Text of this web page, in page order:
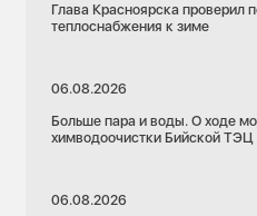
Глава Красноярска проверил
теплоснабжения к зиме
06.08.2026
Больше пара и воды. О ходе
химводоочистки Бийской ТЭЦ
06.08.2026